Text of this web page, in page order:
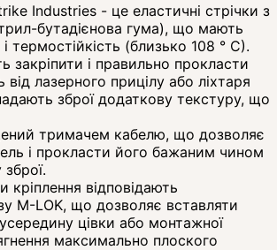
Industries - це еластичні стрічки з
бутадієнова гума), що мають
термостійкість (близько 108 ° С).
закріпити і правильно прокласти
лазерного прицілу або ліхтаря
зброї додаткову текстуру, що
тримачем кабелю, що дозволяє
і прокласти його бажаним чином
кріплення відповідають
M-LOK, що дозволяє вставляти
цівки або монтажної
максимально плоского